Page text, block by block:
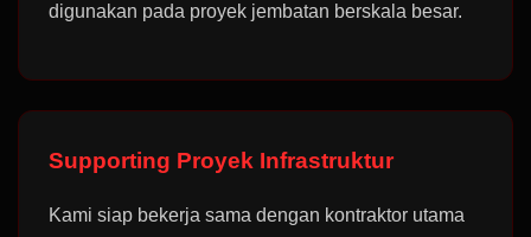
digunakan pada proyek jembatan berskala besar.
Supporting Proyek Infrastruktur
Kami siap bekerja sama dengan kontraktor utama